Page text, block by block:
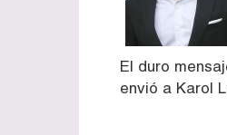
El duro
envió a Karol